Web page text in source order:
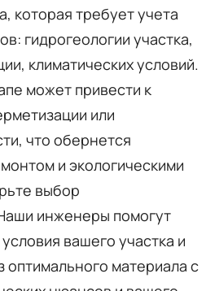
которая требует учета
гидрогеологии участка,
климатических условий.
может привести к
или
что обернется
и экологическими
выбор
инженеры помогут
вашего участка и
оптимального материала с